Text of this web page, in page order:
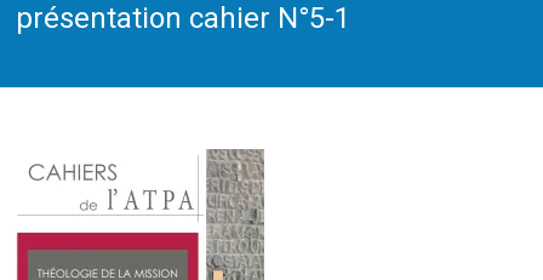
présentation cahier N°5-1